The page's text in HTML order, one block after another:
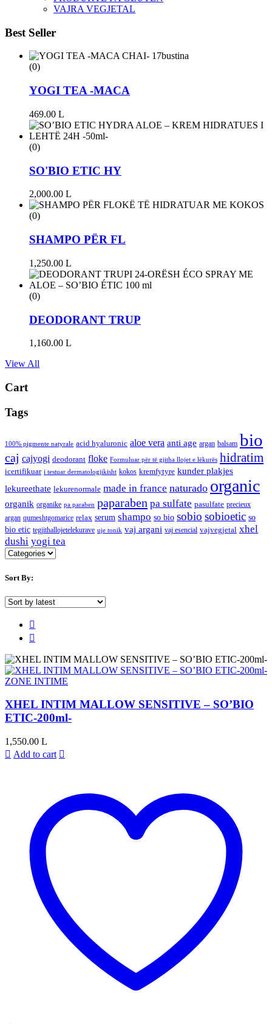
VAJRA VEGJETAL
Best Seller
(0)
YOGI TEA -MACA
469.00 L
(0)
SO'BIO ETIC HY
2,000.00 L
(0)
SHAMPO PËR FL
1,250.00 L
(0)
DEODORANT TRUP
1,160.00 L
View All
Cart
Tags
100% pigmente natyrale acid hyaluronic aloe vera anti age argan balsam bio
caj cajyogi deodorant floke Formuluar për të gjitha llojet e lëkurës hidratim
icertifikuar i testuar dermatologjikisht kokos kremfytyre kunder plakjes
lekureethate lekurenormale made in france naturado organic
organik organike pa paraben paparaben pa sulfate pasulfate precieux
argan qumeshtgomarice relax serum shampo so bio sobio sobioetic so
bio etic tegjithallojetelekurave uje tonik vaj argani vaj esencial vajvegjetal xhel
dushi yogi tea
Sort By:
ZONE INTIME
XHEL INTIM MALLOW SENSITIVE – SO’BIO
ETIC-200ml-
1,550.00 L
Add to cart